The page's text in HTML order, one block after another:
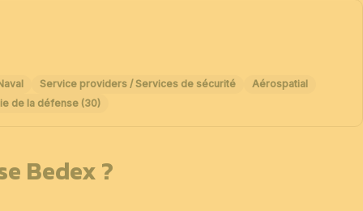
Service providers / Services de sécurité
Aérospatial
de la défense (30)
Bedex ?